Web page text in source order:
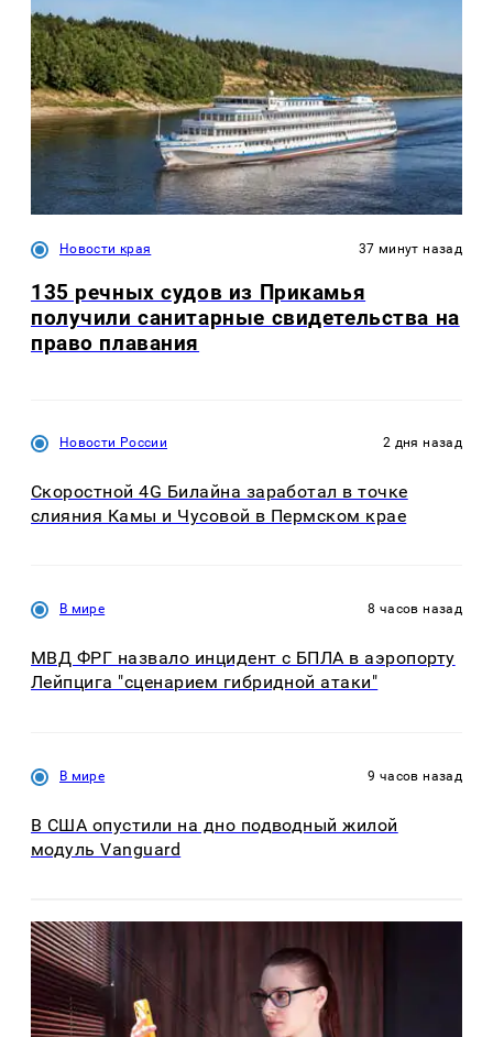
Новости края 37 минут назад
135 речных судов из Прикамья
получили санитарные свидетельства на
право плавания
Новости России 2 дня назад
Скоростной 4G Билайна заработал в точке
слияния Камы и Чусовой в Пермском крае
В мире 8 часов назад
МВД ФРГ назвало инцидент с БПЛА в аэропорту
Лейпцига "сценарием гибридной атаки"
В мире 9 часов назад
В США опустили на дно подводный жилой
модуль Vanguard